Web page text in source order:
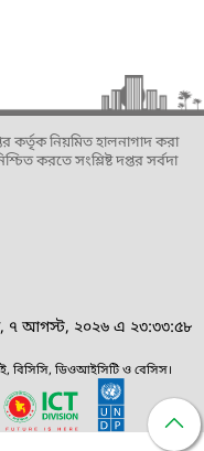
কর্তৃক নিয়মিত হালনাগাদ করা
করতে সংশ্লিষ্ট দপ্তর সর্বদা
৭ আগস্ট, ২০২৬ এ ২৩:৩৩:৫৮
বিসিসি, ডিওআইসিটি ও বেসিস।